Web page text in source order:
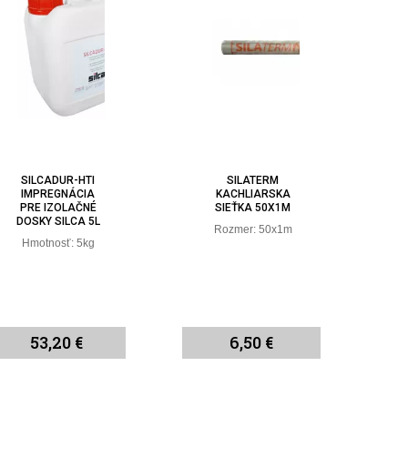
SILCADUR-HTI
IMPREGNÁCIA
PRE IZOLAČNÉ
DOSKY SILCA 5L
Hmotnosť: 5kg
53,20 €
SILATERM
KACHLIARSKA
SIEŤKA 50X1M
Rozmer: 50x1m
6,50 €